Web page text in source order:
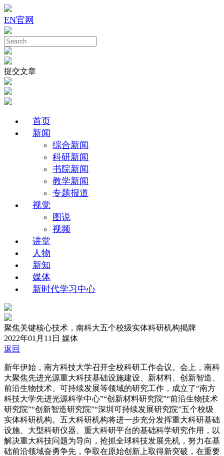
EN官网
提交文章
首页
新闻
综合新闻
科研新闻
书院新闻
教学新闻
专题报道
视觉
图说
视频
讲堂
人物
新知
媒体
新时代学习中心
聚焦关键核心技术，南科大五个校级实体科研机构揭牌
2022年01月11日 媒体
返回
新年伊始，南方科技大学召开全校科研工作会议。会上，南科
大聚焦先进光源重大科技基础设施建设、新材料、创新智造、
前沿生物技术、可持续发展等领域的研究工作，成立了“南方
科技大学先进光源科学中心”“创新材料研究院”“前沿生物技术
研究院”“创新智造研究院”“深圳可持续发展研究院”五个校级
实体科研机构。五大科研机构将进一步充分发挥重大科研基础
设施、大型科研仪器、重大科研平台的基础科学研究作用，以
解决重大科技问题为导向，抢抓全球科技发展先机，努力在基
础前沿领域奋勇争先，争取在原始创新上取得新突破，在重要